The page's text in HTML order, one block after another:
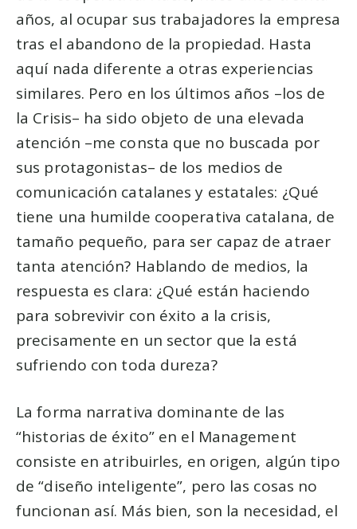
años, al ocupar sus trabajadores la empresa
tras el abandono de la propiedad. Hasta
aquí nada diferente a otras experiencias
similares. Pero en los últimos años –los de
la Crisis– ha sido objeto de una elevada
atención –me consta que no buscada por
sus protagonistas– de los medios de
comunicación catalanes y estatales: ¿Qué
tiene una humilde cooperativa catalana, de
tamaño pequeño, para ser capaz de atraer
tanta atención? Hablando de medios, la
respuesta es clara: ¿Qué están haciendo
para sobrevivir con éxito a la crisis,
precisamente en un sector que la está
sufriendo con toda dureza?
La forma narrativa dominante de las
“historias de éxito” en el Management
consiste en atribuirles, en origen, algún tipo
de “diseño inteligente”, pero las cosas no
funcionan así. Más bien, son la necesidad, el